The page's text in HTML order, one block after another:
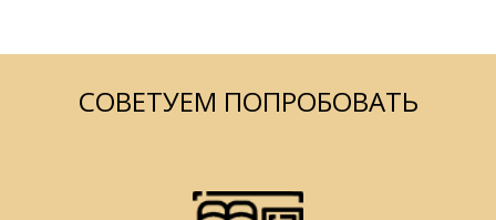
СОВЕТУЕМ ПОПРОБОВАТЬ